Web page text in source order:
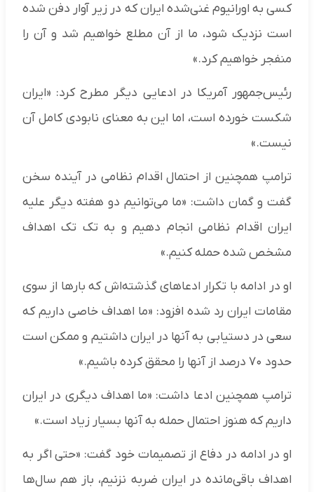
کسی به اورانیوم غنی‌شده ایران که در زیر آوار دفن شده
است نزدیک شود، ما از آن مطلع خواهیم شد و آن را
منفجر خواهیم کرد.»
رئیس‌جمهور آمریکا در ادعایی دیگر مطرح کرد: «ایران
شکست خورده است، اما این به معنای نابودی کامل آن
نیست.»
ترامپ همچنین از احتمال اقدام نظامی در آینده سخن
گفت و گمان داشت: «ما می‌توانیم دو هفته دیگر علیه
ایران اقدام نظامی انجام دهیم و به تک تک اهداف
مشخص شده حمله کنیم.»
او در ادامه با تکرار ادعا‌های گذشته‌اش که بار‌ها از سوی
مقامات ایران رد شده افزود: «ما اهداف خاصی داریم که
سعی در دستیابی به آنها در ایران داشتیم و ممکن است
حدود ۷۰ درصد از آنها را محقق کرده باشیم.»
ترامپ همچنین ادعا داشت: «ما اهداف دیگری در ایران
داریم که هنوز احتمال حمله به آنها بسیار زیاد است.»
او در ادامه در دفاع از تصمیمات خود گفت: «حتی اگر به
اهداف باقی‌مانده در ایران ضربه نزنیم، باز هم سال‌ها